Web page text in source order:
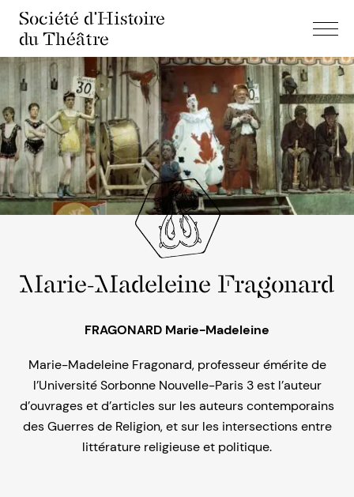
Société d'Histoire
du Théâtre
Marie-Madeleine Fragonard
FRAGONARD Marie-Madeleine
Marie-Madeleine Fragonard, professeur émérite de
l’Université Sorbonne Nouvelle-Paris 3 est l’auteur
d’ouvrages et d’articles sur les auteurs contemporains
des Guerres de Religion, et sur les intersections entre
littérature religieuse et politique.